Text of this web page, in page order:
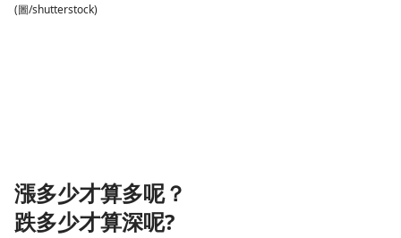
(圖/shutterstock)
漲多少才算多呢？
跌多少才算深呢?